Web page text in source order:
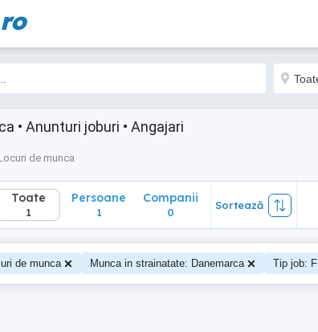
• Anunturi joburi • Angajari
de munca
Toate
1
Toate
1
Persoane
1
Companii
0
Sortează
de munca Munca in strainatate: Danemarca Tip job: